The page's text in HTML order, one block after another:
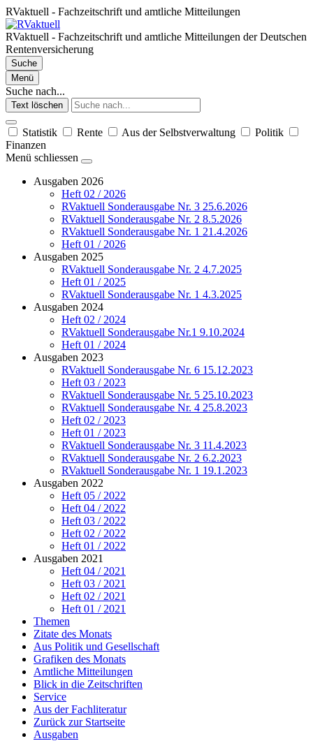
RVaktuell - Fachzeitschrift und amtliche Mitteilungen
RVaktuell - Fachzeitschrift und amtliche Mitteilungen der Deutschen
Rentenversicherung
Suche
Menü
Suche nach...
Text löschen
Statistik Rente Aus der Selbstverwaltung
Politik
Finanzen
Menü schliessen
Ausgaben 2026
Heft 02 / 2026
RVaktuell Sonderausgabe Nr. 3 25.6.2026
RVaktuell Sonderausgabe Nr. 2 8.5.2026
RVaktuell Sonderausgabe Nr. 1 21.4.2026
Heft 01 / 2026
Ausgaben 2025
RVaktuell Sonderausgabe Nr. 2 4.7.2025
Heft 01 / 2025
RVaktuell Sonderausgabe Nr. 1 4.3.2025
Ausgaben 2024
Heft 02 / 2024
RVaktuell Sonderausgabe Nr.1 9.10.2024
Heft 01 / 2024
Ausgaben 2023
RVaktuell Sonderausgabe Nr. 6 15.12.2023
Heft 03 / 2023
RVaktuell Sonderausgabe Nr. 5 25.10.2023
RVaktuell Sonderausgabe Nr. 4 25.8.2023
Heft 02 / 2023
Heft 01 / 2023
RVaktuell Sonderausgabe Nr. 3 11.4.2023
RVaktuell Sonderausgabe Nr. 2 6.2.2023
RVaktuell Sonderausgabe Nr. 1 19.1.2023
Ausgaben 2022
Heft 05 / 2022
Heft 04 / 2022
Heft 03 / 2022
Heft 02 / 2022
Heft 01 / 2022
Ausgaben 2021
Heft 04 / 2021
Heft 03 / 2021
Heft 02 / 2021
Heft 01 / 2021
Themen
Zitate des Monats
Aus Politik und Gesellschaft
Grafiken des Monats
Amtliche Mitteilungen
Blick in die Zeitschriften
Service
Aus der Fachliteratur
Zurück zur Startseite
Ausgaben